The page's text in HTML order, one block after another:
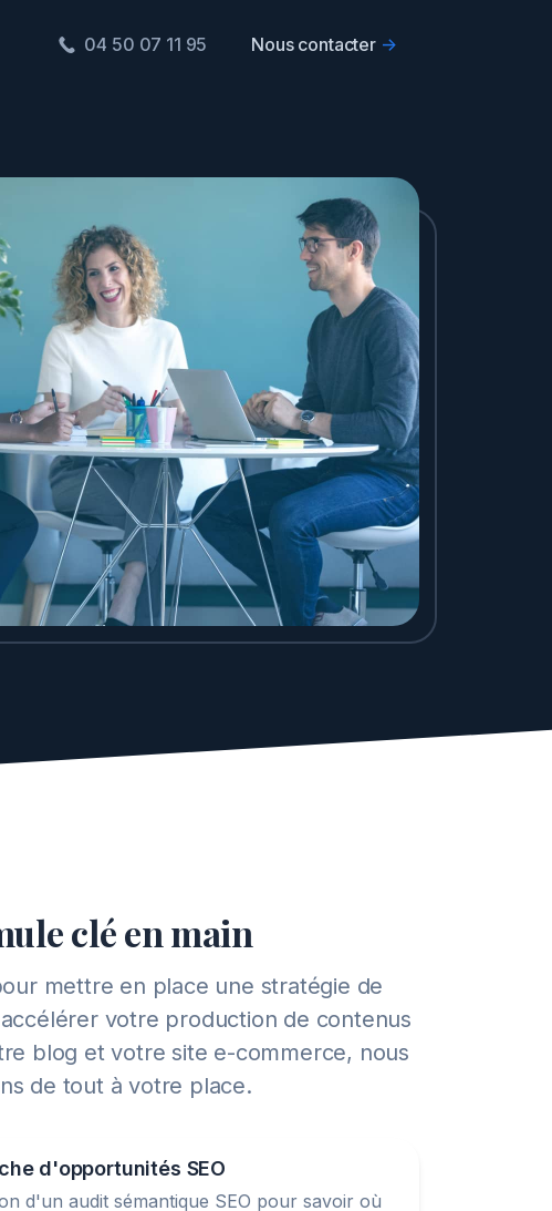
04 50 07 11 95 Nous contacter ->
clé en main
mettre en place une stratégie de
votre production de contenus
blog et votre site e-commerce, nous
de tout à votre place.
d'opportunités SEO
d'un audit sémantique SEO pour savoir où